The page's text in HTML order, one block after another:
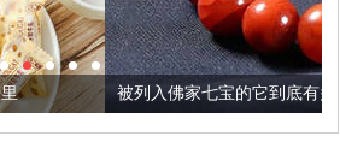
佛家七宝的它到底有多美？